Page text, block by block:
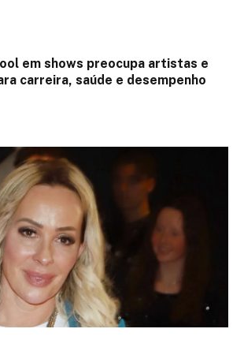
em shows preocupa artistas e
carreira, saúde e desempenho